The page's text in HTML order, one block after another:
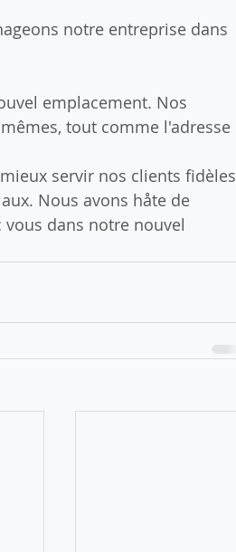
notre entreprise dans
emplacement. Nos
tout comme l'adresse
servir nos clients fidèles
Nous avons håte de
dans notre nouvel